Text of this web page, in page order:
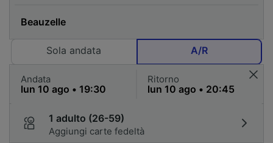
Sola andata A/R
Andata Ritorno
1 adulto (26-59)
Aggiungi carte fedeltà